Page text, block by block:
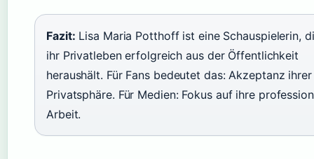
Fazit: Lisa Maria Potthoff ist eine Schauspielerin,
ihr Privatleben erfolgreich aus der Öffentlichkeit
heraushält. Für Fans bedeutet das: Akzeptanz ihrer
Privatsphäre. Für Medien: Fokus auf ihre
Arbeit.